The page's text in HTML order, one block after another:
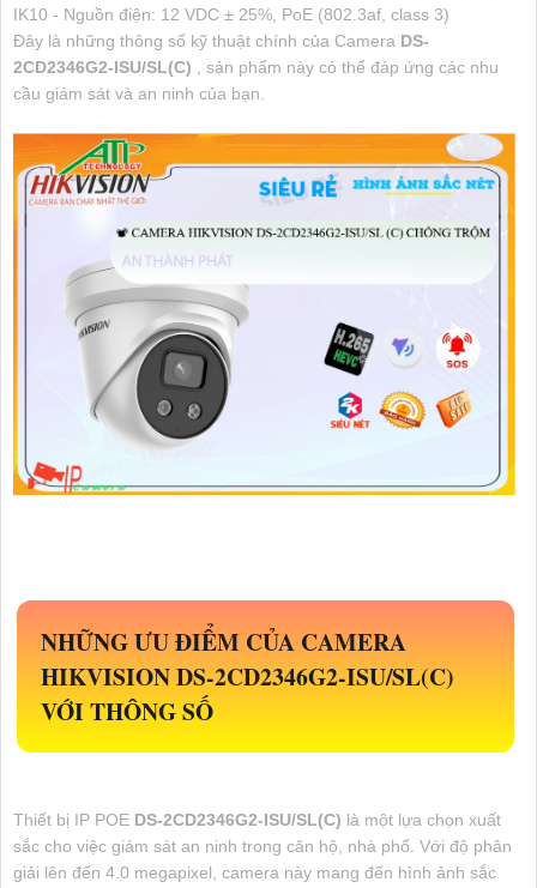
IK10 - Nguồn điện: 12 VDC ± 25%, PoE (802.3af, class 3)
Đây là những thông số kỹ thuật chính của Camera DS-
2CD2346G2-ISU/SL(C) , sản phẩm này có thể đáp ứng các nhu
cầu giám sát và an ninh của bạn.
NHỮNG ƯU ĐIỂM CỦA CAMERA
HIKVISIONDS-2CD2346G2-ISU/SL(C)
VỚI THÔNG SỐ
Thiết bị IP POE DS-2CD2346G2-ISU/SL(C) là một lựa chọn xuất
sắc cho việc giám sát an ninh trong căn hộ, nhà phố. Với độ phân
giải lên đến 4.0 megapixel, camera này mang đến hình ảnh sắc